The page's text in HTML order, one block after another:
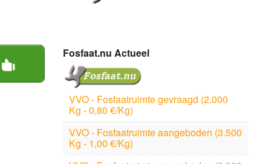
Fosfaat.nu Actueel
VVO - Fosfaatruimte gevraagd (2.000
Kg - 0,80 €/Kg)
VVO - Fosfaatruimte aangeboden (3.500
Kg - 1,00 €/Kg)